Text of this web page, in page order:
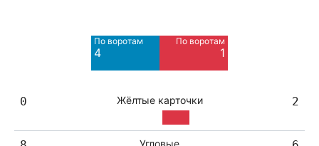
По воротам
4
По воротам
1
0 Жёлтые карточки 2
Угловые